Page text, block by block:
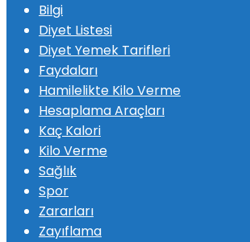
Bilgi
Diyet Listesi
Diyet Yemek Tarifleri
Faydaları
Hamilelikte Kilo Verme
Hesaplama Araçları
Kaç Kalori
Kilo Verme
Sağlık
Spor
Zararları
Zayıflama